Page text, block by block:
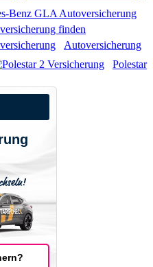
finden
Autoversicherung
Polestar